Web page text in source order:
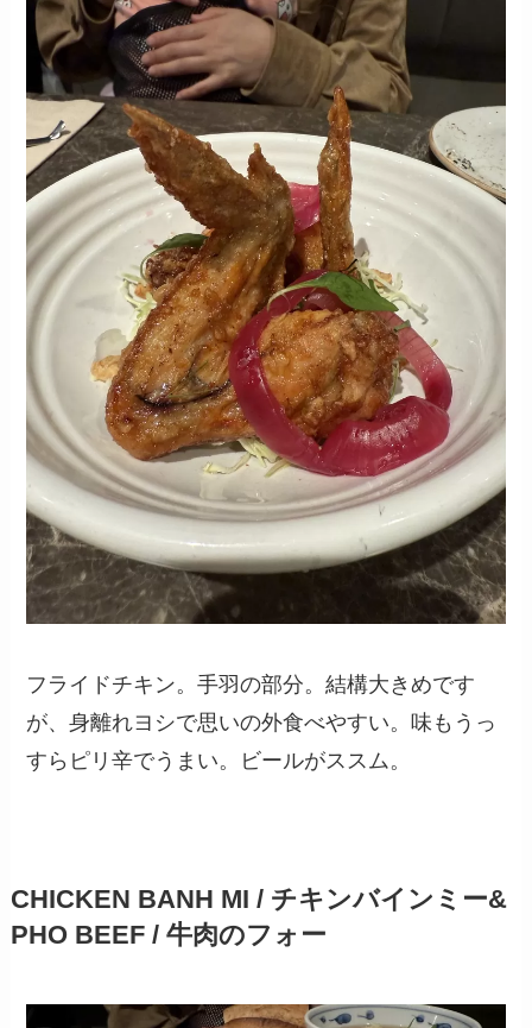
フライドチキン。手羽の部分。結構大きめです
が、身離れヨシで思いの外食べやすい。味もうっ
すらピリ辛でうまい。ビールがススム。
CHICKEN BANH MI / チキンバインミー&
PHO BEEF / 牛肉のフォー